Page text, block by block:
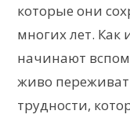
которые они
многих лет. Как
начинают
живо
трудности,